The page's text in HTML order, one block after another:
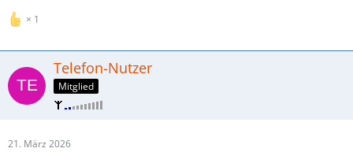
1
Telefon-Nutzer
Mitglied
21. März 2026